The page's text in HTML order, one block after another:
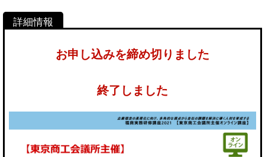
お申し込みを締め切りました
終了しました